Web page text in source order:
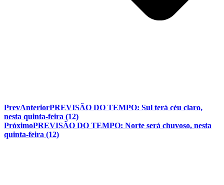
PrevAnteriorPREVISÃO DO TEMPO: Sul terá céu claro,
nesta quinta-feira (12)
PróximoPREVISÃO DO TEMPO: Norte será chuvoso, nesta
quinta-feira (12)